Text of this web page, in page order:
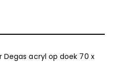
Degas acryl op doek 70 x